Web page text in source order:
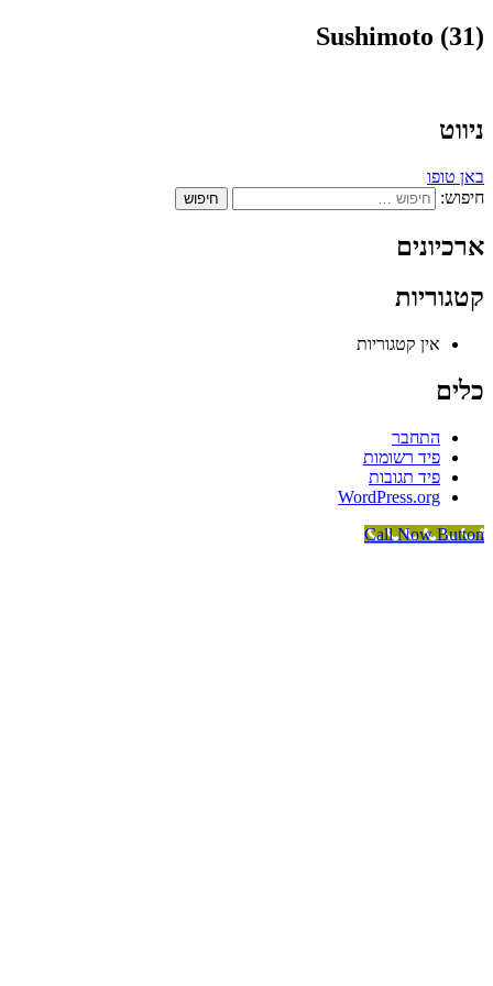
Sushimoto (31)
ניווט
באן טופו
חיפוש:
ארכיונים
קטגוריות
אין קטגוריות
כלים
התחבר
פיד רשומות
פיד תגובות
WordPress.org
Call Now Button